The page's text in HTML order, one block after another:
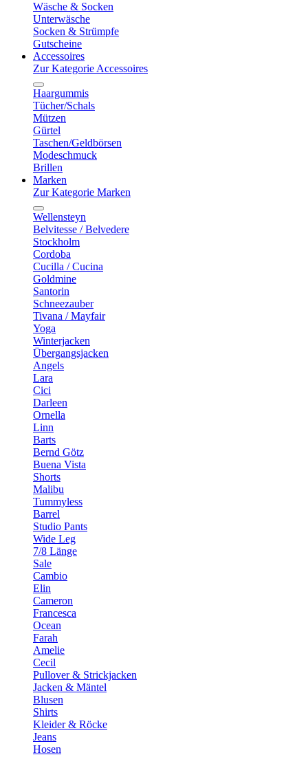
Wäsche & Socken
Unterwäsche
Socken & Strümpfe
Gutscheine
Accessoires
Zur Kategorie Accessoires
Haargummis
Tücher/Schals
Mützen
Gürtel
Taschen/Geldbörsen
Modeschmuck
Brillen
Marken
Zur Kategorie Marken
Wellensteyn
Belvitesse / Belvedere
Stockholm
Cordoba
Cucilla / Cucina
Goldmine
Santorin
Schneezauber
Tivana / Mayfair
Yoga
Winterjacken
Übergangsjacken
Angels
Lara
Cici
Darleen
Ornella
Linn
Barts
Bernd Götz
Buena Vista
Shorts
Malibu
Tummyless
Barrel
Studio Pants
Wide Leg
7/8 Länge
Sale
Cambio
Elin
Cameron
Francesca
Ocean
Farah
Amelie
Cecil
Pullover & Strickjacken
Jacken & Mäntel
Blusen
Shirts
Kleider & Röcke
Jeans
Hosen